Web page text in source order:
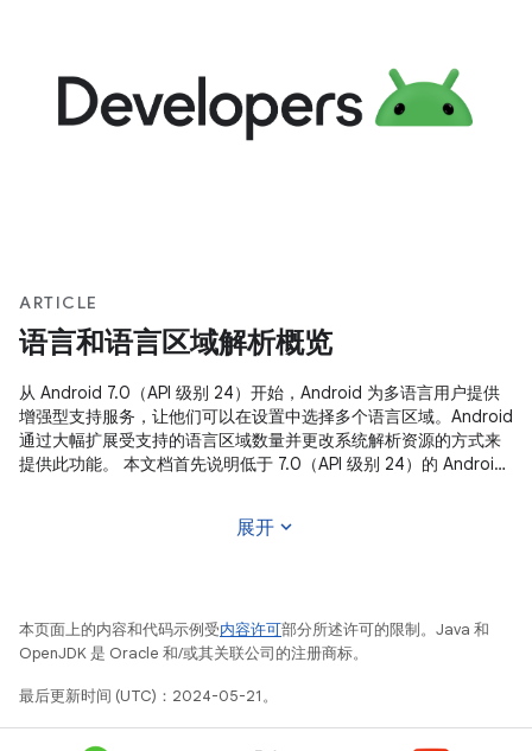
ARTICLE
语言和语言区域解析概览
从 Android 7.0（API 级别 24）开始，Android 为多语言用户提供
增强型支持服务，让他们可以在设置中选择多个语言区域。Android
通过大幅扩展受支持的语言区域数量并更改系统解析资源的方式来
提供此功能。 本文档首先说明低于 7.0（API 级别 24）的 Android
户。 在 Android 7.0 之前，Android
展开 expand_more
本页面上的内容和代码示例受内容许可部分所述许可的限制。Java 和
OpenJDK 是 Oracle 和/或其关联公司的注册商标。
最后更新时间 (UTC)：2024-05-21。